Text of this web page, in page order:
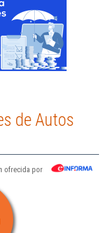
de Autos
ofrecida por